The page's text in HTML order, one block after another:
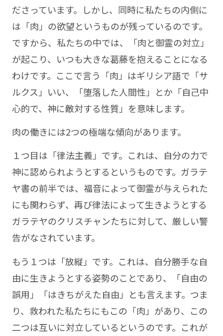
ださっています。しかし、同時に私たちの内側に
は「肉」の欲望というものが残っているのです。
ですから、私たちの中では、「肉と御霊の対立」
が起こり、いつも大きな葛藤を抱えることになる
わけです。ここで言う「肉」はギリシア語で「サ
ルクス」いい、「堕落した人間性」とか「自己中
心的で、神に敵対する性質」を意味します。
肉の働きには2つの極端な傾向があります。
１つ目は「律法主義」です。これは、自分の力で
神に認められようとするというものです。ガラテ
ヤ書の前半では、福音によって御霊が与えられた
にも関わらず、再び律法によって生きようとする
ガラテヤのクリスチャンたちに対して、厳しい警
告がなされています。
もう１つは「放縦」です。これは、自分勝手な自
由に生きようとする姿勢のことであり、「自由の
誤用」「はきちがえた自由」とも言えます。つま
り、救われた私たちにもこの「肉」があり、この
二つは互いに対立しているというのです。これが